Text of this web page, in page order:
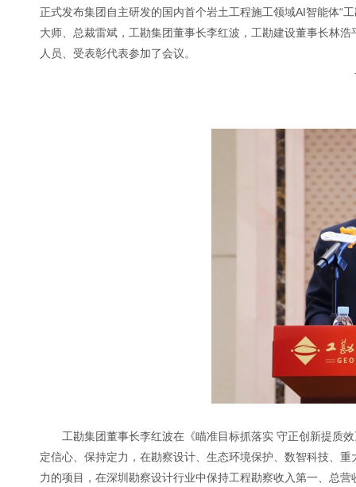
正式发布集团自主研发的国内首个岩土工程施工领域AI智能体“
大师、总裁雷斌，工勘集团董事长李红波，工勘建设董事长林
人员、受表彰代表参加了会议。
工勘集团董事长李红波在《瞄准目标抓落实 守正创新提质
定信心、保持定力，在勘察设计、生态环境保护、数智科技、
力的项目，在深圳勘察设计行业中保持工程勘察收入第一、总